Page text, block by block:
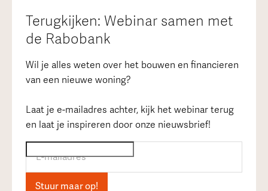
Terugkijken: Webinar samen met
de Rabobank
Wil je alles weten over het bouwen en financieren
van een nieuwe woning?
Laat je e-mailadres achter, kijk het webinar terug
en laat je inspireren door onze nieuwsbrief!